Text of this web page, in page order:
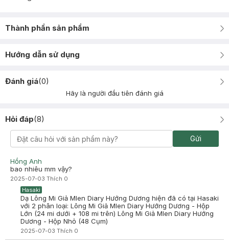
Thành phần sản phẩm
Hướng dẫn sử dụng
Đánh giá(0)
Hãy là người đầu tiên đánh giá
Hỏi đáp(8)
Gửi
Hồng Anh
bao nhiêu mm vậy?
2025-07-03 Thích 0
Hasaki
Dạ Lông Mi Giả Mlen Diary Hướng Dương hiện đã có tại Hasaki
với 2 phân loại: Lông Mi Giả Mlen Diary Hướng Dương - Hộp
Lớn (24 mi dưới + 108 mi trên) Lông Mi Giả Mlen Diary Hướng
Dương - Hộp Nhỏ (48 Cụm)
2025-07-03 Thích 0